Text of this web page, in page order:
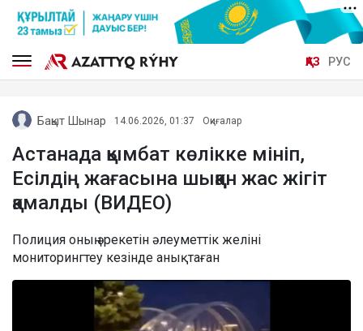
ҚАЗ РУС
Бақыт Шынар 14.06.2026, 01:37 Оқиғалар
Астанада қымбат көлікке мініп,
Есілдің жағасына шыққан жас жігіт
қамалды (ВИДЕО)
Полиция оның әрекетін әлеуметтік желіні
мониторингтеу кезінде анықтаған